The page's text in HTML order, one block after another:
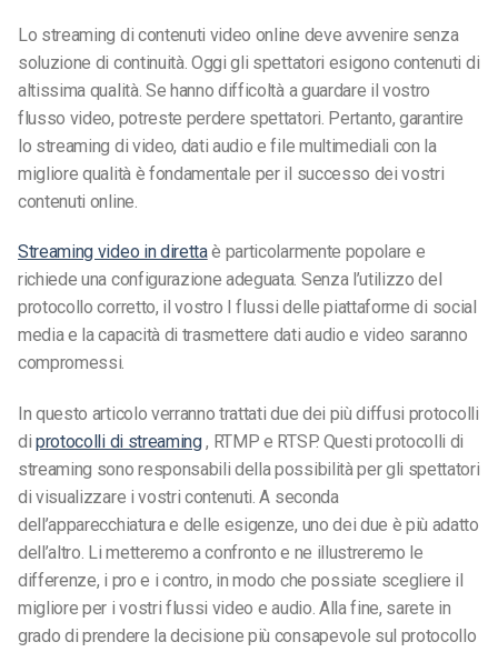
Lo streaming di contenuti video online deve avvenire senza
soluzione di continuità. Oggi gli spettatori esigono contenuti di
altissima qualità. Se hanno difficoltà a guardare il vostro
flusso video, potreste perdere spettatori. Pertanto, garantire
lo streaming di video, dati audio e file multimediali con la
migliore qualità è fondamentale per il successo dei vostri
contenuti online.
Streaming video in direttaè particolarmente popolare e
richiede una configurazione adeguata. Senza l’utilizzo del
protocollo corretto, il vostro
flussi delle piattaforme di social
mediae la capacità di trasmettere dati audio e video saranno
compromessi.
In questo articolo verranno trattati due dei più diffusi protocolli
diprotocolli di streaming, RTMP e RTSP. Questi protocolli di
streaming sono responsabili della possibilità per gli spettatori
di visualizzare i vostri contenuti. A seconda
dell’apparecchiatura e delle esigenze, uno dei due è più adatto
dell’altro. Li metteremo a confronto e ne illustreremo le
differenze, i pro e i contro, in modo che possiate scegliere il
migliore per i vostri flussi video e audio. Alla fine, sarete in
grado di prendere la decisione più consapevole sul protocollo